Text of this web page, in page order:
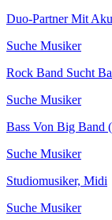
Duo-Partner Mit
Suche Musiker
Rock Band Sucht
Suche Musiker
Bass Von Big Band
Suche Musiker
Studiomusiker, Midi
Suche Musiker